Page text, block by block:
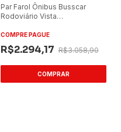
Par Farol Ônibus Busscar
Rodoviário Vista
Direito/Lado Esquerdo
COMPRE PAGUE
R$2.294,17 R$3.058,90